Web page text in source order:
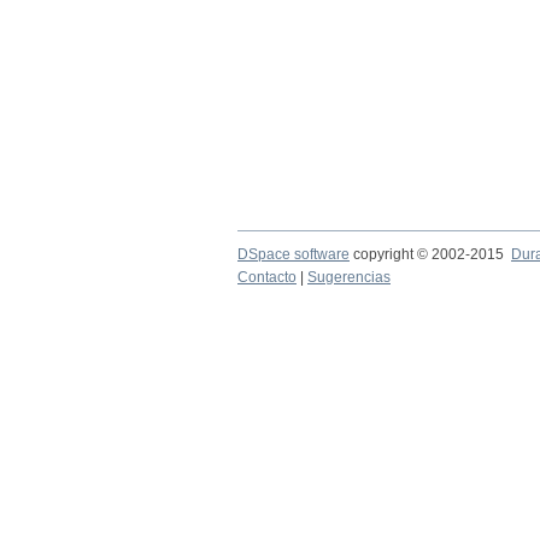
DSpace software copyright © 2002-2015
Contacto
Sugerencias